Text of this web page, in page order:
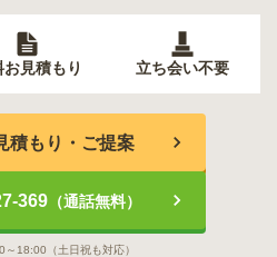
お見積もり 立ち会い不要
積もり・ご提案
369（通話無料）
～18:00 （土日祝も対応）